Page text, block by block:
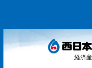
経済